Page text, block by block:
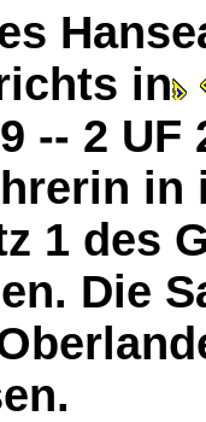
in
-- 2
in
1 des
Die